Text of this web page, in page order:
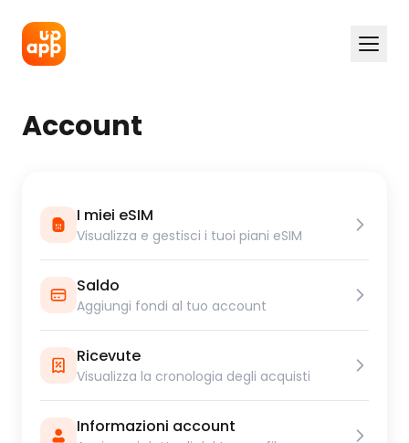
Account
I miei eSIM
Visualizza e gestisci i tuoi piani eSIM
Saldo
Aggiungi fondi al tuo account
Ricevute
Visualizza la cronologia degli acquisti
Informazioni account